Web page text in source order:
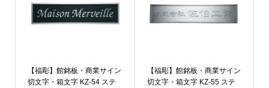
【福彫】館銘板・商業サイン
切文字・箱文字 KZ-54 ステ
【福彫】館銘板・商業サイン
切文字・箱文字 KZ-55 ステ